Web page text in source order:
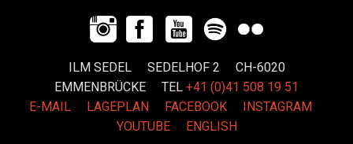
ILM SEDEL SEDELHOF 2 CH-6020
EMMENBRÜCKE TEL+41 (0)41 508 19 51
E-MAIL
LAGEPLAN FACEBOOK
INSTAGRAM
YOUTUBE
ENGLISH